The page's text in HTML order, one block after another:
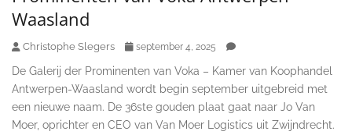
Waasland
Christophe Slegers september 4, 2025
De Galerij der Prominenten van Voka – Kamer van Koophandel
Antwerpen-Waasland wordt begin september uitgebreid met
een nieuwe naam. De 36ste gouden plaat gaat naar Jo Van
Moer, oprichter en CEO van Van Moer Logistics uit Zwijndrecht.